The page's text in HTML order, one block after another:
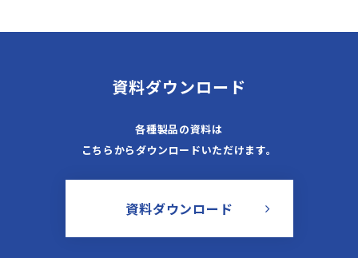
資料ダウンロード
各種製品の資料は
こちらからダウンロードいただけます。
資料ダウンロード